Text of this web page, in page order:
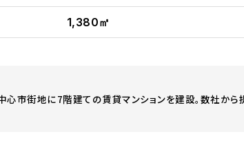
1,380㎡
心市街地に7階建ての賃貸マンションを建設。数社から